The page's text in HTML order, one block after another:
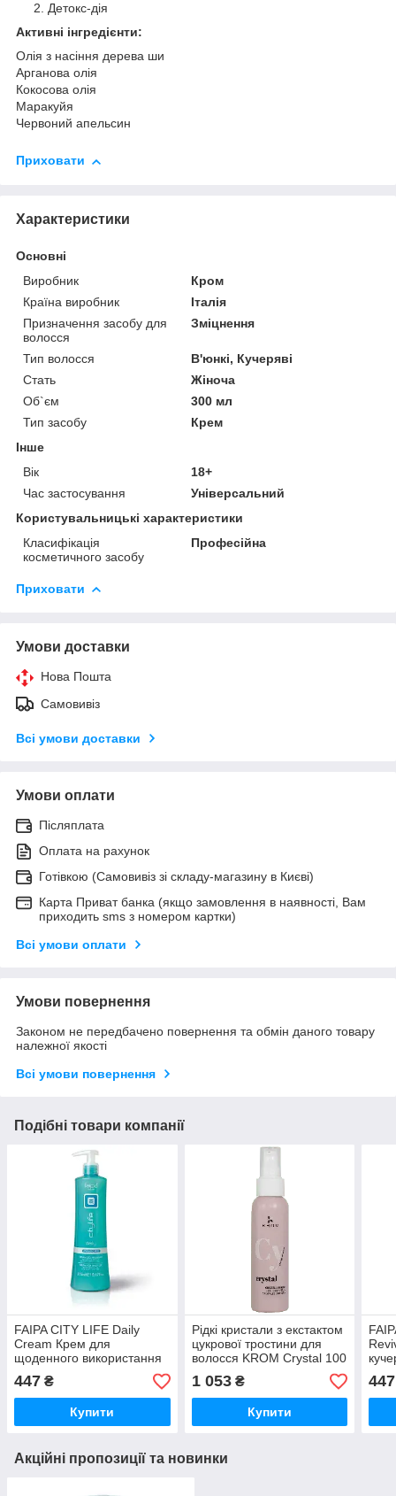
Детокс-дія
Активні інгредієнти:
Олія з насіння дерева ши
Арганова олія
Кокосова олія
Маракуйя
Червоний апельсин
Приховати
Характеристики
Основні
Виробник
Кром
Країна виробник
Італія
Призначення засобу для
волосся
Зміцнення
Тип волосся
В'юнкі, Кучеряві
Стать
Жіноча
Об`єм
300 мл
Тип засобу
Крем
Інше
Вік
18+
Час застосування
Універсальний
Користувальницькі характеристики
Класифікація
косметичного засобу
Професійна
Приховати
Умови доставки
Нова Пошта
Самовивіз
Всі умови доставки
Умови оплати
Післяплата
Оплата на рахунок
Готівкою (Самовивіз зі складу-магазину в Києві)
Карта Приват банка (якщо замовлення в наявності, Вам
приходить sms з номером картки)
Всі умови оплати
Умови повернення
Законом не передбачено повернення та обмін даного товару
належної якості
Всі умови повернення
Подібні товари компанії
FAIPA CITY LIFE Daily
Cream Крем для
щоденного використання
для всіх типів волосся з
Аргном pH3.0, 375мл
(Оригінал)
447 ₴
Купити
Рідкі кристали з екстактом
цукрової тростини для
волосся KROM Crystal 100
мл (Оригінал)
1 053₴
Купити
447
Акційні пропозиції та новинки